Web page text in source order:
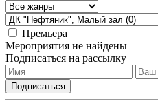
Премьера
Мероприятия не найдены
Подписаться на рассылку